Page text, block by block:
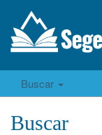
Buscar
Buscar